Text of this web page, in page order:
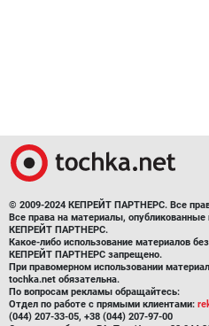
Все права на материалы, опубликованные
КЕПРЕЙТ ПАРТНЕРС.
Какое-либо использование материалов
КЕПРЕЙТ ПАРТНЕРС запрещено.
При правомерном использовании
tochka.net обязательна.
По вопросам рекламы обращайтесь:
Отдел по работе с прямыми клиентами:
(044) 207-33-05, +38 (044) 207-97-00
Отдел по работе с РА: Тел./факс: +38 044